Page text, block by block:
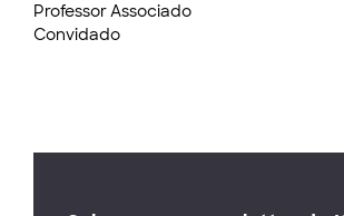
Professor Associado
Convidado